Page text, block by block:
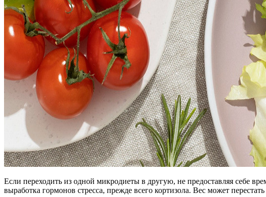
Если переходить из одной микродиеты в другую, не предоставляя себе
выработка гормонов стресса, прежде всего кортизола. Вес может